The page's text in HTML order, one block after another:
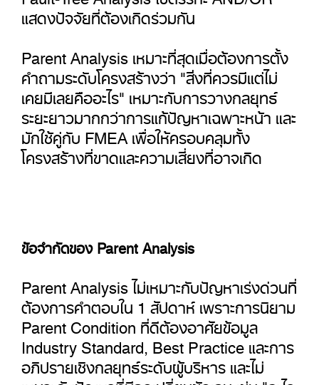
แสดงปัจจัยที่ต้องเกิดร่วมกัน
Parent Analysis เหมาะที่สุดเมื่อต้องการตั้ง
คำถามระดับโครงสร้างว่า "สิ่งที่ควรมีแต่ไม่
เคยมีเลยคืออะไร" เหมาะกับการวางกลยุทธ์
ระยะยาวมากกว่าการแก้ปัญหาเฉพาะหน้า และ
มักใช้คู่กับ FMEA เพื่อให้ครอบคลุมทั้ง
โครงสร้างที่ขาดและความเสี่ยงที่อาจเกิด
ข้อจำกัดของ Parent Analysis
Parent Analysis ไม่เหมาะกับปัญหาเร่งด่วนที่
ต้องการคำตอบใน 1 สัปดาห์ เพราะการนิยาม
Parent Condition ที่ดีต้องอาศัยข้อมูล
Industry Standard, Best Practice และการ
อภิปรายเชิงกลยุทธ์ระดับผู้บริหาร และไม่